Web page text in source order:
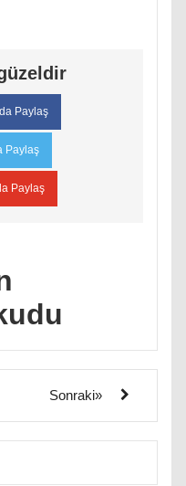
Paylaş
Paylaş
Paylaş
Sonraki»